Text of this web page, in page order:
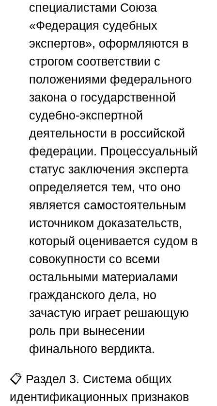
специалистами Союза
«Федерация судебных
экспертов», оформляются в
строгом соответствии с
положениями федерального
закона о государственной
судебно-экспертной
деятельности в российской
федерации. Процессуальный
статус заключения эксперта
определяется тем, что оно
является самостоятельным
источником доказательств,
который оценивается судом в
совокупности со всеми
остальными материалами
гражданского дела, но
зачастую играет решающую
роль при вынесении
финального вердикта.
📋 Раздел 3. Система общих
идентификационных признаков